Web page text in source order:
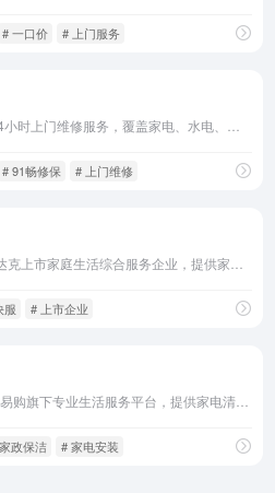
# 一口价 # 上门服务
# 91畅修保 # 上门维修
服 # 上市企业
政保洁 # 家电安装